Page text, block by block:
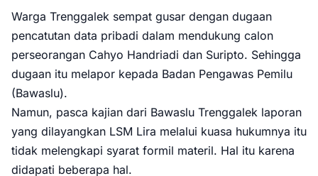
Warga Trenggalek sempat gusar dengan dugaan
pencatutan data pribadi dalam mendukung calon
perseorangan Cahyo Handriadi dan Suripto. Sehingga
dugaan itu melapor kepada Badan Pengawas Pemilu
(Bawaslu).
Namun, pasca kajian dari Bawaslu Trenggalek laporan
yang dilayangkan LSM Lira melalui kuasa hukumnya itu
tidak melengkapi syarat formil materil. Hal itu karena
didapati beberapa hal.